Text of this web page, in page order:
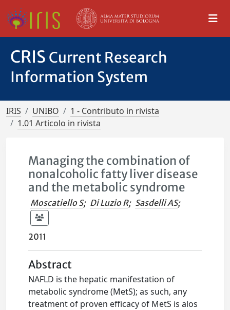
CRIS Current Research
Information System
IRIS UNIBO
1 - Contributo in rivista
1.01 Articolo in rivista
Managing the combination of
nonalcoholic fatty liver disease
and the metabolic syndrome
Moscatiello S; Di Luzio R; Sasdelli AS;
2011
Abstract
NAFLD is the hepatic manifestation of
metabolic syndrome (MetS); as such, any
treatment of proven efficacy of MetS is alos